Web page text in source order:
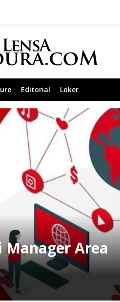
Editorial Loker
Manager Area